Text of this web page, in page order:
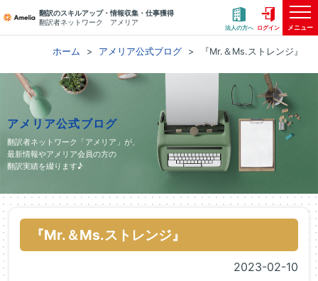
翻訳のスキルアップ・情報収集・仕事獲得
翻訳者ネットワーク アメリア
法人の方へ ログイン メニュー
ホーム アメリア公式ブログ 『Mr.＆Ms.ストレンジ』
アメリア公式ブログ
翻訳者ネットワーク「アメリア」が、
最新情報やアメリア会員の方の
翻訳実績を綴ります♪
『Mr.＆Ms.ストレンジ』
2023-02-10